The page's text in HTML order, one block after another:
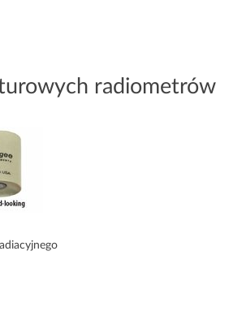
n
a
radiometrów